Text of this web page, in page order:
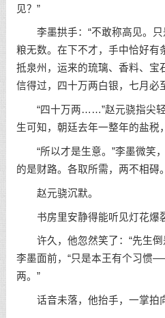
见？”
李墨拱手：“不敢称高见。只
粮无数。在下不才，手中恰好
抵泉州，运来的琉璃、香料、宝
信得过，四十万两白银，七月必
“四十万两……”赵元骁指尖轻
生可知，朝廷去年一整年的盐税
“所以才是生意。”李墨微笑，
的是财路。各取所需，两不相碍
赵元骁沉默。
书房里安静得能听见灯花爆裂
许久，他忽然笑了：“先生倒
李墨面前，“只是本王有个习惯
两。”
话音未落，他抬手，一掌拍向